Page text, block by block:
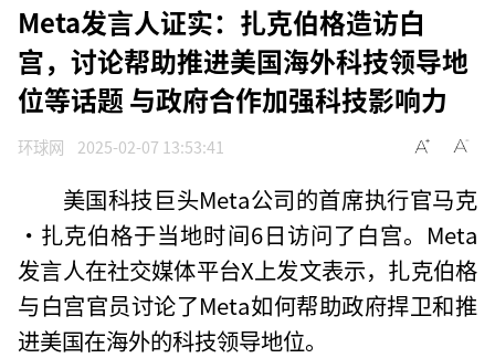
Meta发言人证实：扎克伯格造访白
宫，讨论帮助推进美国海外科技领导地
位等话题 与政府合作加强科技影响力
环球网 2025-02-07 13:53:41
美国科技巨头Meta公司的首席执行官马克
·扎克伯格于当地时间6日访问了白宫。Meta
发言人在社交媒体平台X上发文表示，扎克伯格
与白宫官员讨论了Meta如何帮助政府捍卫和推
进美国在海外的科技领导地位。